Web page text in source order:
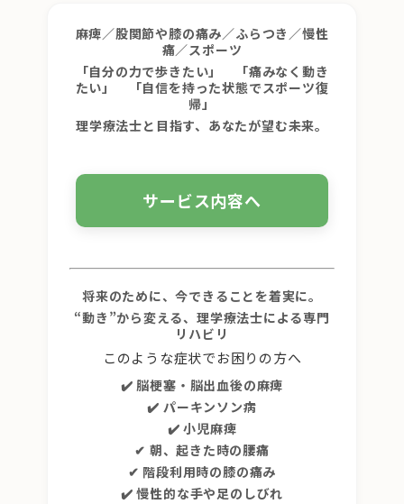
麻痺／股関節や膝の痛み／ふらつき／慢性
痛／スポーツ
「自分の力で歩きたい」 「痛みなく動き
たい」 「自信を持った状態でスポーツ復
帰」
理学療法士と目指す、あなたが望む未来。
サービス内容へ
将来のために、今できることを着実に。
“動き”から変える、理学療法士による専門
リハビリ
このような症状でお困りの方へ
✔️ 脳梗塞・脳出血後の麻痺
✔️ パーキンソン病
✔️ 小児麻痺
✔ 朝、起きた時の腰痛
✔ 階段利用時の膝の痛み
✔️ 慢性的な手や足のしびれ